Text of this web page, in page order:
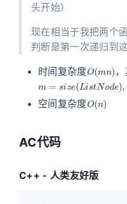
头开始）
现在相当于我把两个
判断是第一次递归到
时间复杂度
m=size(ListNode)
空间复杂度
O(n )
AC代码
C++ - 人类友好版